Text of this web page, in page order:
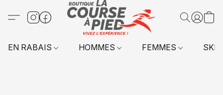
EN RABAIS HOMMES FEMMES SKI